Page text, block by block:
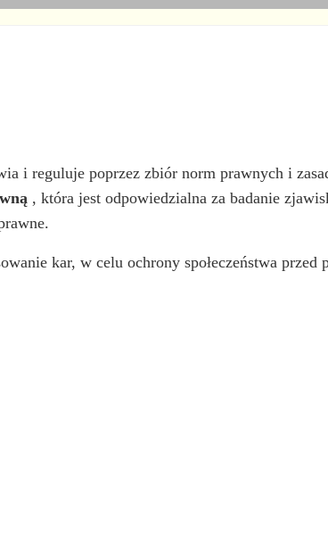
i reguluje poprzez zbiór norm prawnych i
, która jest odpowiedzialna za badanie
kar, w celu ochrony społeczeństwa